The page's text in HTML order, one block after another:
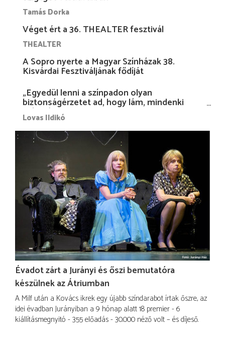
Tamás Dorka
Véget ért a 36. THEALTER fesztivál
THEALTER
A Sopro nyerte a Magyar Színházak 38.
Kisvárdai Fesztiváljának fődíját
„Egyedül lenni a színpadon olyan
biztonságérzetet ad, hogy lám, mindenki
más nélkül is megvagyok magammal…”
Lovas Ildikó
Évadot zárt a Jurányi és őszi bemutatóra
készülnek az Átriumban
A Milf után a Kovács ikrek egy újabb színdarabot írtak őszre, az
idei évadban Jurányiban a 9 hónap alatt 18 premier - 6
kiállításmegnyitó - 355 előadás - 30.000 néző volt – és díjeső.